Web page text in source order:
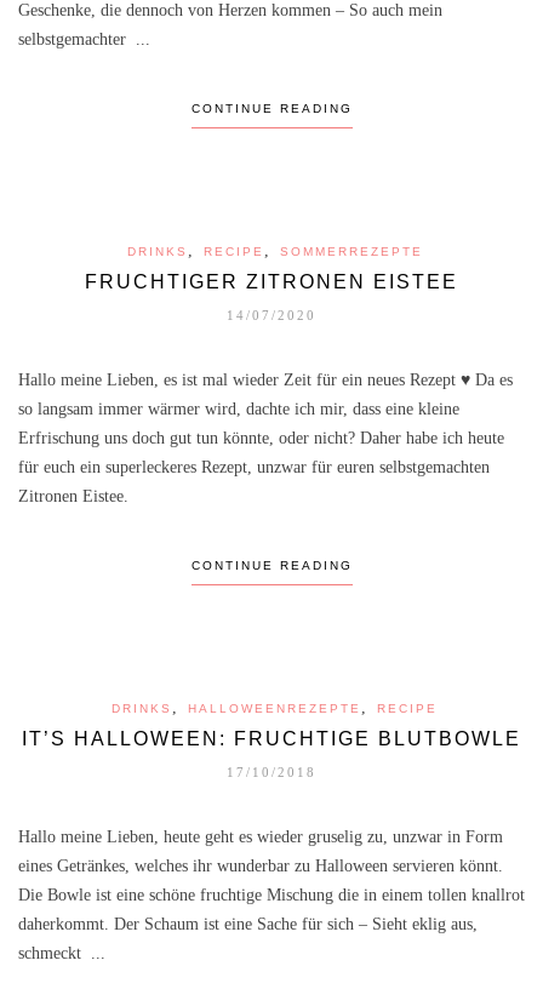
Geschenke, die dennoch von Herzen kommen – So auch mein
selbstgemachter ...
CONTINUE READING
DRINKS , RECIPE , SOMMERREZEPTE
FRUCHTIGER ZITRONEN EISTEE
14/07/2020
Hallo meine Lieben, es ist mal wieder Zeit für ein neues Rezept ♥ Da es
so langsam immer wärmer wird, dachte ich mir, dass eine kleine
Erfrischung uns doch gut tun könnte, oder nicht? Daher habe ich heute
für euch ein superleckeres Rezept, unzwar für euren selbstgemachten
Zitronen Eistee.
CONTINUE READING
DRINKS , HALLOWEENREZEPTE , RECIPE
IT’S HALLOWEEN: FRUCHTIGE BLUTBOWLE
17/10/2018
Hallo meine Lieben, heute geht es wieder gruselig zu, unzwar in Form
eines Getränkes, welches ihr wunderbar zu Halloween servieren könnt.
Die Bowle ist eine schöne fruchtige Mischung die in einem tollen knallrot
daherkommt. Der Schaum ist eine Sache für sich – Sieht eklig aus,
schmeckt ...